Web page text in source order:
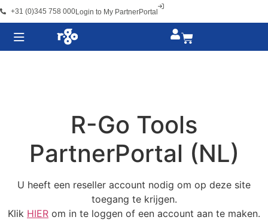
+31 (0)345 758 000Login to My PartnerPortal
R-Go Tools
PartnerPortal (NL)
U heeft een reseller account nodig om op deze site
toegang te krijgen.
Klik HIER om in te loggen of een account aan te maken.